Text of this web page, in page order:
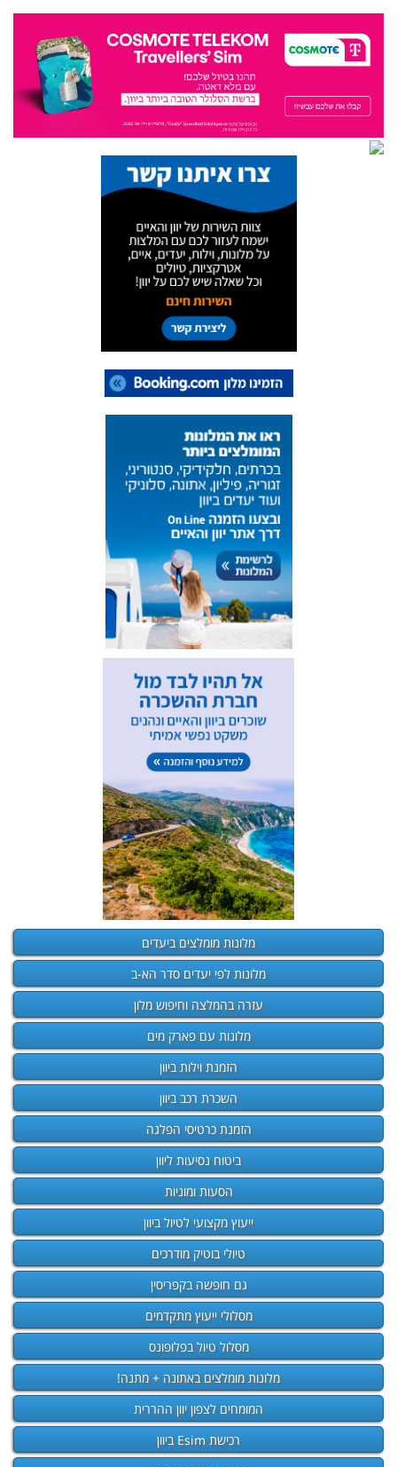
מלונות מומלצים ביעדים
מלונות לפי יעדים סדר הא-ב
עזרה בהמלצה וחיפוש מלון
מלונות עם פארק מים
הזמנת וילות ביוון
השכרת רכב ביוון
הזמנת כרטיסי הפלגה
ביטוח נסיעות ליוון
הסעות ומוניות
ייעוץ מקצועי לטיול ביוון
טיולי בוטיק מודרכים
גם חופשה בקפריסין
מסלולי ייעוץ מתקדמים
מסלול טיול בפלופונס
מלונות מומלצים באתונה + מתנה!
המומחים לצפון יוון ההררית
רכישת Esim ביוון